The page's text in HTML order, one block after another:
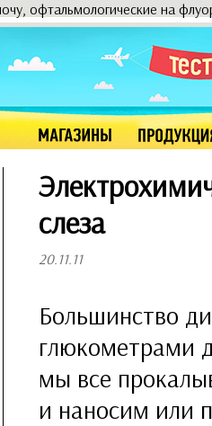
офтальмологические на
слеза
20.11.11
Большинство
глюкометрами
мы все
и наносим или